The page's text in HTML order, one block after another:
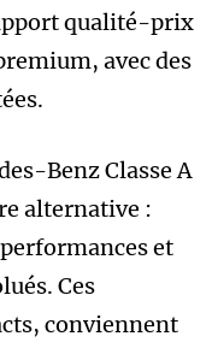
qualité-prix
avec des
Benz Classe A
alternative :
et
Ces
conviennent